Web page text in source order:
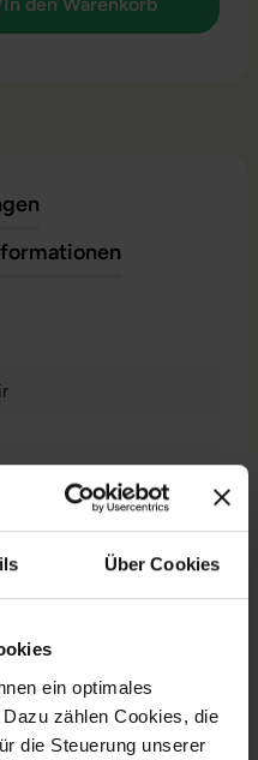
Über Cookies
ein optimales
zählen Cookies, die
die Steuerung unserer
In den Warenkorb
11 Professional
/ Mikrofon - 3.5